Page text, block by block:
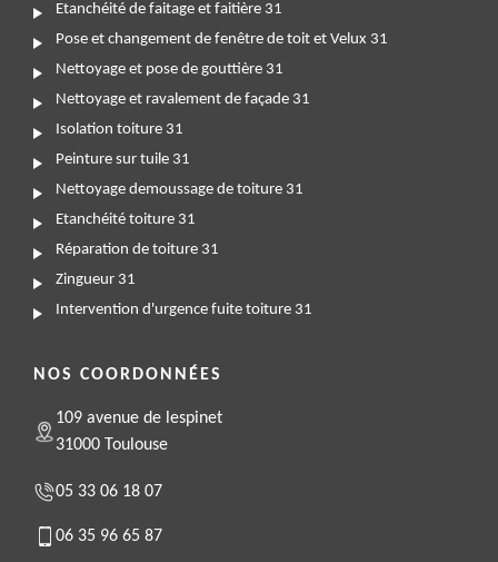
Etanchéité de faitage et faitière 31
Pose et changement de fenêtre de toit et Velux 31
Nettoyage et pose de gouttière 31
Nettoyage et ravalement de façade 31
Isolation toiture 31
Peinture sur tuile 31
Nettoyage demoussage de toiture 31
Etanchéité toiture 31
Réparation de toiture 31
Zingueur 31
Intervention d'urgence fuite toiture 31
NOS COORDONNÉES
109 avenue de lespinet
31000 Toulouse
05 33 06 18 07
06 35 96 65 87